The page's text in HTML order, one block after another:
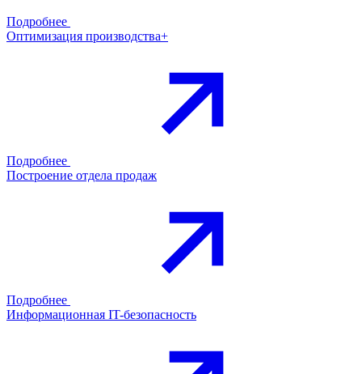
Подробнее
Оптимизация производства+
Подробнее
Построение отдела продаж
Подробнее
Информационная IT-безопасность